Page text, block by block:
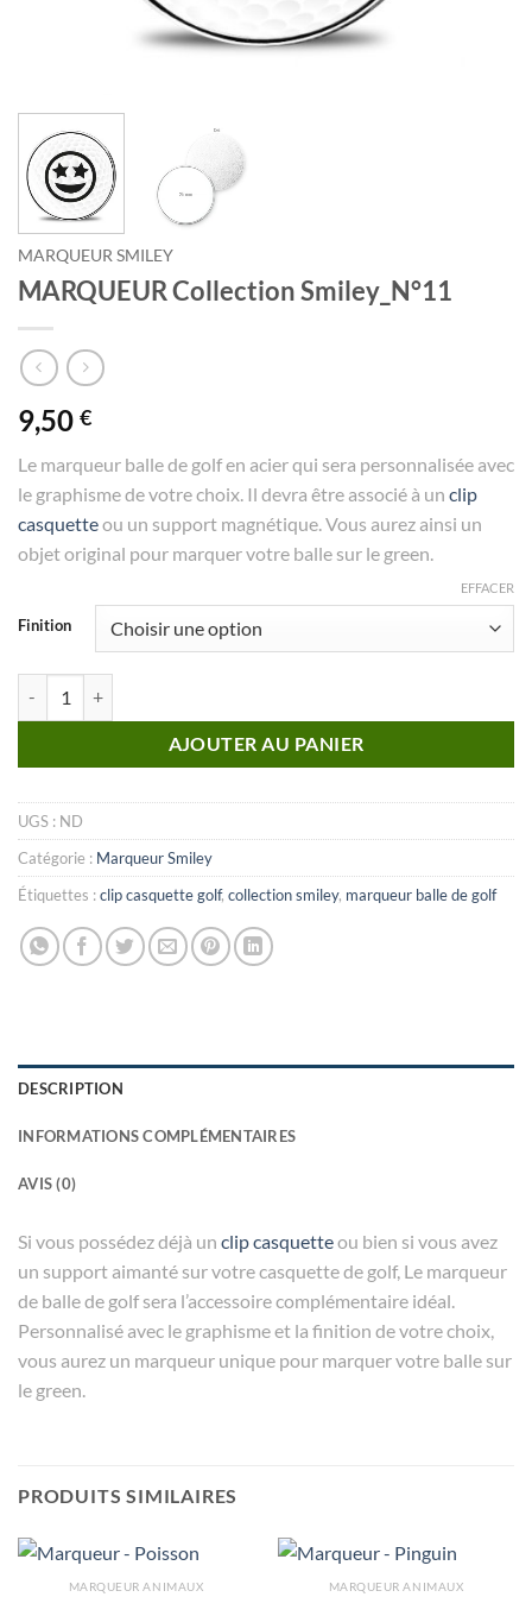
MARQUEUR SMILEY
MARQUEUR Collection Smiley_N°11
9,50 €
Le marqueur balle de golf en acier qui sera personnalisée avec
le graphisme de votre choix. Il devra être associé à un clip
casquetteou un support magnétique. Vous aurez ainsi un
objet original pour marquer votre balle sur le green.
Finition
EFFACER
AJOUTER AU PANIER
UGS : ND
Catégorie : Marqueur Smiley
Étiquettes :clip casquette golf, collection smiley, marqueur balle de golf
DESCRIPTION
INFORMATIONS COMPLÉMENTAIRES
AVIS (0)
Si vous possédez déjà un clip casquetteou bien si vous avez
un support aimanté sur votre casquette de golf, Le marqueur
de balle de golf sera l’accessoire complémentaire idéal.
Personnalisé avec le graphisme et la finition de votre choix,
vous aurez un marqueur unique pour marquer votre balle sur
le green.
PRODUITS SIMILAIRES
MARQUEUR ANIMAUX MARQUEUR ANIMAUX